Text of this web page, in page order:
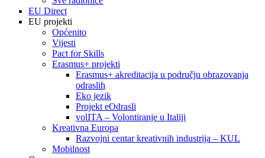
EU Direct
EU projekti
Općenito
Vijesti
Pact for Skills
Erasmus+ projekti
Erasmus+ akreditacija u području obrazovanja
odraslih
Eko jezik
Projekt eOdrasli
volITA – Volontiranje u Italiji
Kreativna Europa
Razvojni centar kreativnih industrija – KUL
Mobilnost